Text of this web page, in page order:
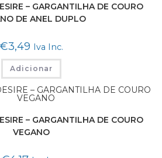
– GARGANTILHA DE COURO
DE ANEL DUPLO
€3,49 Iva Inc.
Adicionar
– GARGANTILHA DE COURO
VEGANO